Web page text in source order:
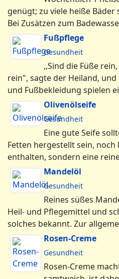
genügt; zu viele heiße Bäder
Bei Zusätzen zum
Fußpflege
Gesundheit
,,Sind die Füße
rein", sagte der Heiland,
und Fußbekleidung spielen
Olivenölseife
Gesundheit
Eine gute Seife
Fetten hergestellt sein,
enthalten, sondern eine
Mandelöl
Gesundheit
Reines süßes
Heil- und Pflegemittel und
solches bekannt. Zur
Rosen-Creme
Gesundheit
Rosen-Creme